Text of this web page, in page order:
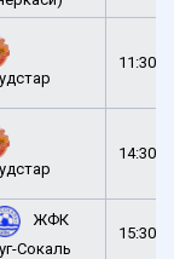
11:30
14:30
ЖФК
Сокаль
15:30